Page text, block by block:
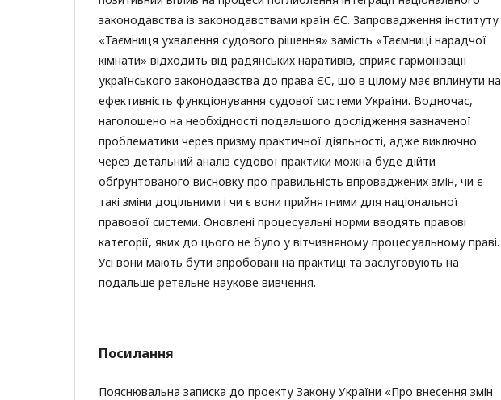
законодавства із законодавствами країн ЄС. Запровадження інституту
«Таємниця ухвалення судового рішення» замість «Таємниці нарадчої
кімнати» відходить від радянських наративів, сприяє гармонізації
українського законодавства до права ЄС, що в цілому має вплинути на
ефективність функціонування судової системи України. Водночас,
наголошено на необхідності подальшого дослідження зазначеної
проблематики через призму практичної діяльності, адже виключно
через детальний аналіз судової практики можна буде дійти
обґрунтованого висновку про правильність впроваджених змін, чи є
такі зміни доцільними і чи є вони прийнятними для національної
правової системи. Оновлені процесуальні норми вводять правові
категорії, яких до цього не було у вітчизняному процесуальному праві.
Усі вони мають бути апробовані на практиці та заслуговують на
подальше ретельне наукове вивчення.
Посилання
Пояснювальна записка до проекту Закону України «Про внесення змін